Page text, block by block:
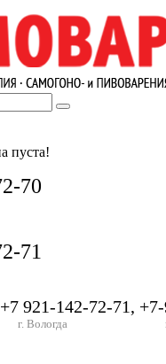
пуста!
70
71
921-142-72-71,
г. Вологда